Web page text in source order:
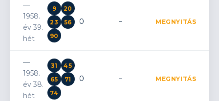
—
1958.
év 39.
hét
9
20
23
56
90
0 – MEGNYITÁS
—
1958.
év 38.
hét
31
45
65
71
74
0 – MEGNYITÁS